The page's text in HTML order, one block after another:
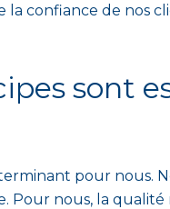
confiance de nos
sont
pour nous.
nous, la